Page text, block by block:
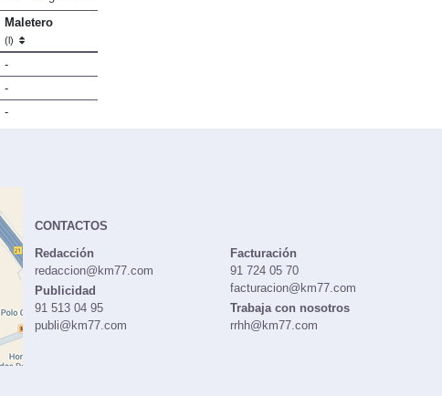
Maletero
(l)
-
-
-
CONTACTOS
Redacción
redaccion@km77.com
Publicidad
91 513 04 95
publi@km77.com
Facturación
91 724 05 70
facturacion@km77.com
Trabaja con nosotros
rrhh@km77.com